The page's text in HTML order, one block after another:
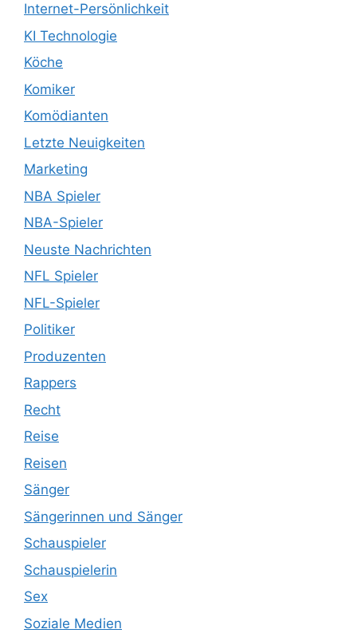
Internet-Persönlichkeit
KI Technologie
Köche
Komiker
Komödianten
Letzte Neuigkeiten
Marketing
NBA Spieler
NBA-Spieler
Neuste Nachrichten
NFL Spieler
NFL-Spieler
Politiker
Produzenten
Rappers
Recht
Reise
Reisen
Sänger
Sängerinnen und Sänger
Schauspieler
Schauspielerin
Sex
Soziale Medien